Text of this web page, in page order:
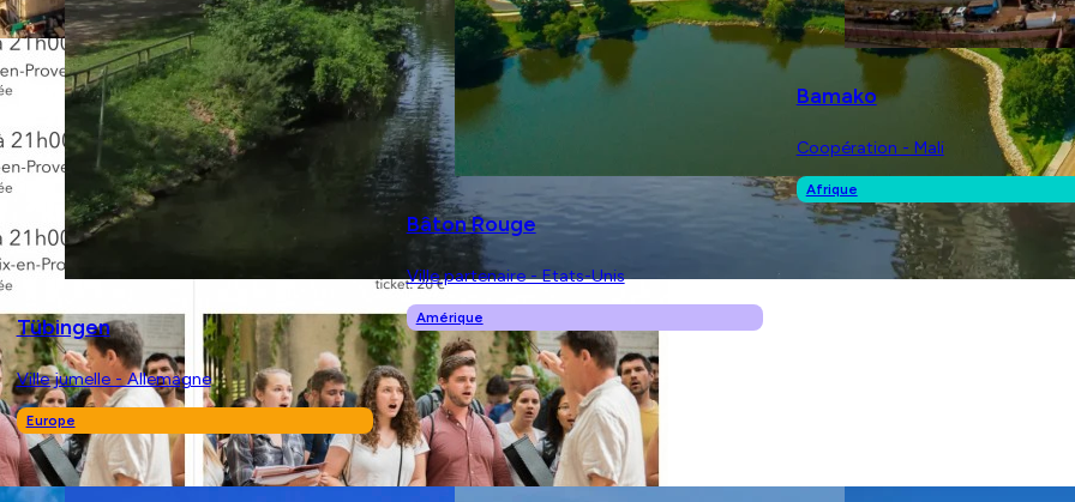
Tübingen
Ville jumelle - Allemagne
Europe
Bâton Rouge
Ville partenaire - Etats-Unis
Amérique
Bamako
Coopération - Mali
Afrique